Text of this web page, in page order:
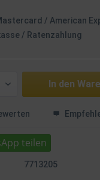
/ American
/ Ratenzahlung
In den
7713205